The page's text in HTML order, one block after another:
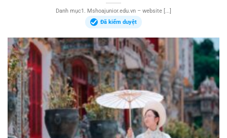
Danh mục1. Mshoajunior.edu.vn – website [...]
Đã kiểm duyệt